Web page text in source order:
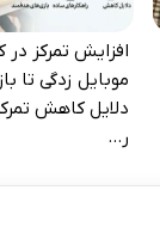
افزایش تمرکز در
موبایل‌ زدگی تا
دلایل کاهش
ر...